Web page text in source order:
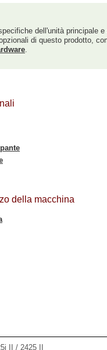
dell'unità principale e
di questo prodotto,
.
della macchina
II / 2425 II